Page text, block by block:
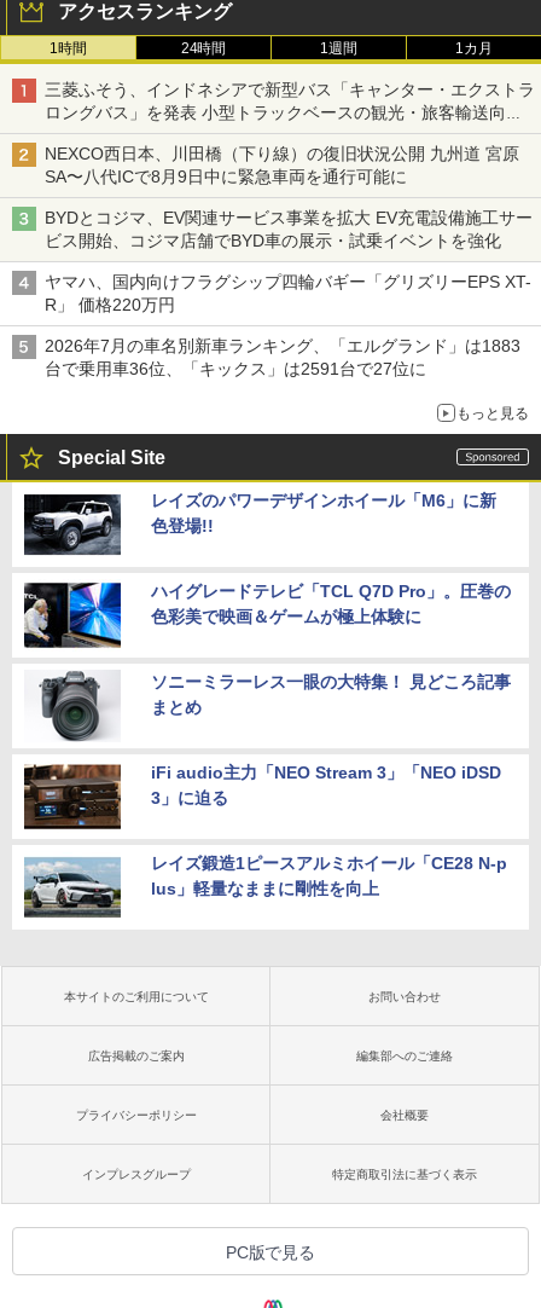
アクセスランキング
1時間 24時間 1週間 1カ月
三菱ふそう、インドネシアで新型バス「キャンター・エクストラ
ロングバス」を発表 小型トラックベースの観光・旅客輸送向け
バス
NEXCO西日本、川田橋（下り線）の復旧状況公開 九州道 宮原
SA〜八代ICで8月9日中に緊急車両を通行可能に
BYDとコジマ、EV関連サービス事業を拡大 EV充電設備施工サー
ビス開始、コジマ店舗でBYD車の展示・試乗イベントを強化
ヤマハ、国内向けフラグシップ四輪バギー「グリズリーEPS XT-
R」 価格220万円
2026年7月の車名別新車ランキング、「エルグランド」は1883
台で乗用車36位、「キックス」は2591台で27位に
もっと見る
Special Site
レイズのパワーデザインホイール「M6」に新
色登場!!
ハイグレードテレビ「TCL Q7D Pro」。圧巻の
色彩美で映画＆ゲームが極上体験に
ソニーミラーレス一眼の大特集！ 見どころ記事
まとめ
iFi audio主力「NEO Stream 3」「NEO iDSD
3」に迫る
レイズ鍛造1ピースアルミホイール「CE28 N-p
lus」軽量なままに剛性を向上
本サイトのご利用について お問い合わせ
広告掲載のご案内 編集部へのご連絡
プライバシーポリシー 会社概要
インプレスグループ 特定商取引法に基づく表示
PC版で見る